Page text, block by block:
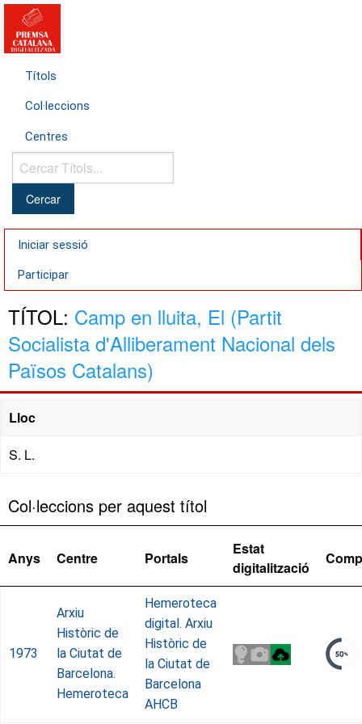
Títols
Col·leccions
Centres
Cercar
Títols...
Iniciar sessió
Participar
TÍTOL: Camp en lluita, El (Partit
Socialista d'Alliberament Nacional dels
Països Catalans)
Lloc
S. L.
Col·leccions per aquest títol
Anys Centre Portals
Estat
digitalització
1973
Arxiu
Històric de
la Ciutat de
Barcelona.
Hemeroteca
Hemeroteca
digital. Arxiu
Històric de
la Ciutat de
Barcelona
AHCB